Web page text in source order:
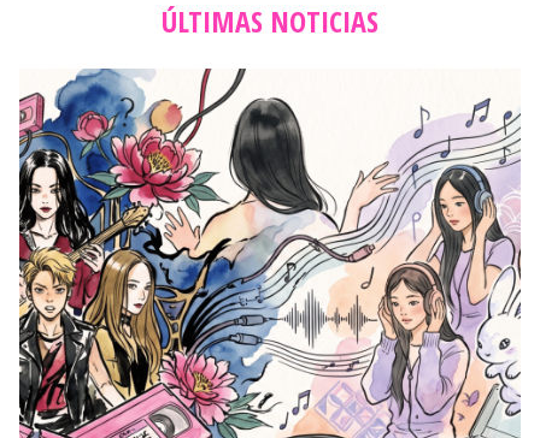
ÚLTIMAS NOTICIAS